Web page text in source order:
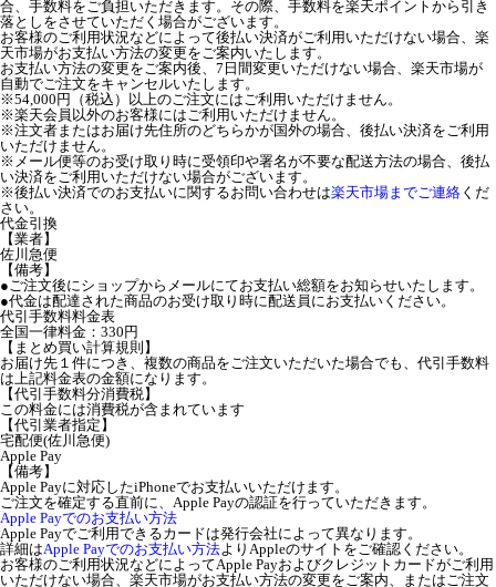
合、手数料をご負担いただきます。その際、手数料を楽天ポイントから引き
落としをさせていただく場合がございます。
お客様のご利用状況などによって後払い決済がご利用いただけない場合、楽
天市場がお支払い方法の変更をご案内いたします。
お支払い方法の変更をご案内後、7日間変更いただけない場合、楽天市場が
自動でご注文をキャンセルいたします。
※54,000円（税込）以上のご注文にはご利用いただけません。
※楽天会員以外のお客様にはご利用いただけません。
※注文者またはお届け先住所のどちらかが国外の場合、後払い決済をご利用
いただけません。
※メール便等のお受け取り時に受領印や署名が不要な配送方法の場合、後払
い決済をご利用いただけない場合がございます。
※後払い決済でのお支払いに関するお問い合わせは楽天市場までご連絡 くだ
さい。
代金引換
【業者】
佐川急便
【備考】
●ご注文後にショップからメールにてお支払い総額をお知らせいたします。
●代金は配達された商品のお受け取り時に配送員にお支払いください。
代引手数料料金表
全国一律料金：330円
【まとめ買い計算規則】
お届け先１件につき、複数の商品をご注文いただいた場合でも、代引手数料
は上記料金表の金額になります。
【代引手数料分消費税】
この料金には消費税が含まれています
【代引業者指定】
宅配便(佐川急便)
Apple Pay
【備考】
Apple Payに対応したiPhoneでお支払いいただけます。
ご注文を確定する直前に、Apple Payの認証を行っていただきます。
Apple Payでのお支払い方法
Apple Payでご利用できるカードは発行会社によって異なります。
詳細はApple Payでのお支払い方法よりAppleのサイトをご確認ください。
お客様のご利用状況などによってApple Payおよびクレジットカードがご利用
いただけない場合、楽天市場がお支払い方法の変更をご案内、またはご注文